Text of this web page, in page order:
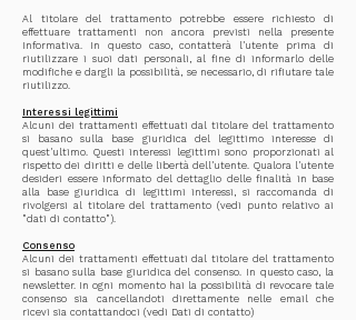
Al titolare del trattamento potrebbe essere richiesto di
effettuare trattamenti non ancora previsti nella presente
Informativa. In questo caso, contatterà l'utente prima di
riutilizzare i suoi dati personali, al fine di informarlo delle
modifiche e dargli la possibilità, se necessario, di rifiutare tale
riutilizzo.
Interessi legittimi
Alcuni dei trattamenti effettuati dal titolare del trattamento
si basano sulla base giuridica del legittimo interesse di
quest'ultimo. Questi interessi legittimi sono proporzionati al
rispetto dei diritti e delle libertà dell'utente. Qualora l'utente
desideri essere informato del dettaglio delle finalità in base
alla base giuridica di legittimi interessi, si raccomanda di
rivolgersi al titolare del trattamento (vedi punto relativo ai
"dati di contatto").
Consenso
Alcuni dei trattamenti effettuati dal titolare del trattamento
si basano sulla base giuridica del consenso. In questo caso, la
newsletter. In ogni momento hai la possibilità di revocare tale
consenso sia cancellandoti direttamente nelle email che
ricevi sia contattandoci (vedi Dati di contatto)